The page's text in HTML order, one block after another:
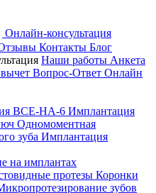
Онлайн-консультация
Контакты Блог
Наши работы Анкета
Вопрос-Ответ Онлайн
ВСЕ-НА-6 Имплантация
Одномоментная
зуба Имплантация
на имплантах
протезы Коронки
зубов